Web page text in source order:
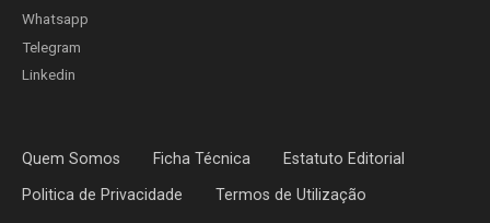
Whatsapp
Telegram
Linkedin
Quem Somos Ficha Técnica Estatuto Editorial
Politica de Privacidade Termos de Utilização